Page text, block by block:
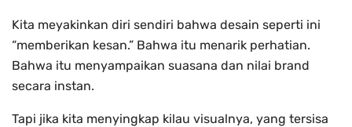
Kita meyakinkan diri sendiri bahwa desain seperti ini
“memberikan kesan.” Bahwa itu menarik perhatian.
Bahwa itu menyampaikan suasana dan nilai brand
secara instan.
Tapi jika kita menyingkap kilau visualnya, yang tersisa